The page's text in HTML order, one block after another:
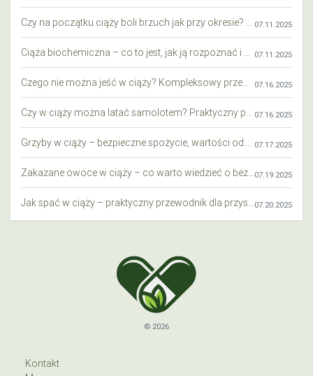
07.11.2025
07.11.2025
07.16.2025
07.16.2025
07.17.2025
07.19.2025
07.20.2025
© 2026
Kontakt